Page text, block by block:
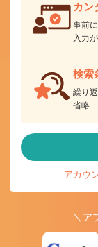
カン
事前
入力
検索
繰り
省略
アカウ
＼ア